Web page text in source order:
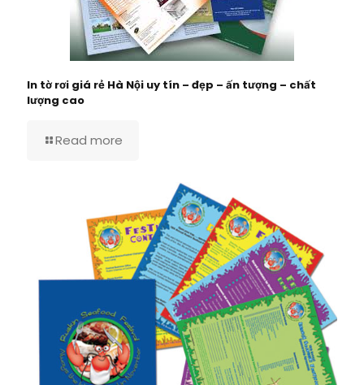
In tờ rơi giá rẻ Hà Nội uy tín – đẹp – ấn tượng – chất
lượng cao
Read more